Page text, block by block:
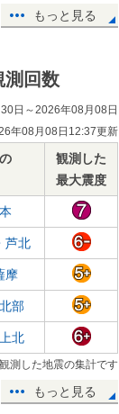
もっと見る
測回数
日～2026年08月08日
年08月08日12:37更新
観測した
最大震度
芦北
摩
部
北
測した地震の集計です
もっと見る